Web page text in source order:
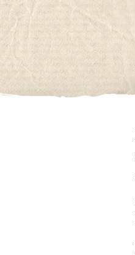
Skip
to
content